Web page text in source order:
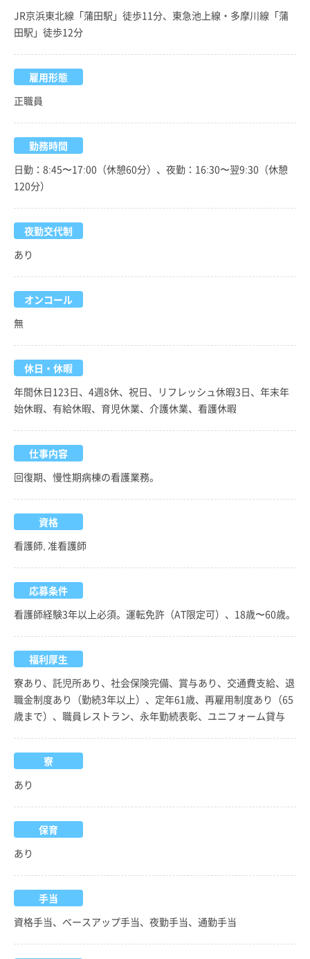
JR京浜東北線「蒲田駅」徒歩11分、東急池上線・多摩川線「蒲
田駅」徒歩12分
雇用形態
正職員
勤務時間
日勤：8:45〜17:00（休憩60分）、夜勤：16:30〜翌9:30（休憩
120分）
夜勤交代制
あり
オンコール
無
休日・休暇
年間休日123日、4週8休、祝日、リフレッシュ休暇3日、年末年
始休暇、有給休暇、育児休業、介護休業、看護休暇
仕事内容
回復期、慢性期病棟の看護業務。
資格
看護師, 准看護師
応募条件
看護師経験3年以上必須。運転免許（AT限定可）、18歳〜60歳。
福利厚生
寮あり、託児所あり、社会保険完備、賞与あり、交通費支給、退
職金制度あり（勤続3年以上）、定年61歳、再雇用制度あり（65
歳まで）、職員レストラン、永年勤続表彰、ユニフォーム貸与
寮
あり
保育
あり
手当
資格手当、ベースアップ手当、夜勤手当、通勤手当